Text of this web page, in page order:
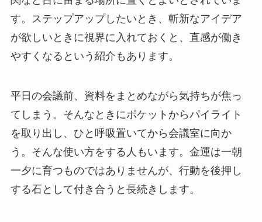
す。ステップアップしたいとき、斬新なアイデア
が欲しいときに視界に入れておくと、直感が働き
やすくなるという紹介もあります。
平日の会議前、資料をまとめながら気持ちが焦っ
てしまう。そんなときにポケットからパイライト
を取り出し、ひと呼吸置いてから会議室に向か
う。そんな使い方をする人もいます。金運は一朝
一夕に育つものではありませんが、行動を後押し
する石として付き合うと長続きします。